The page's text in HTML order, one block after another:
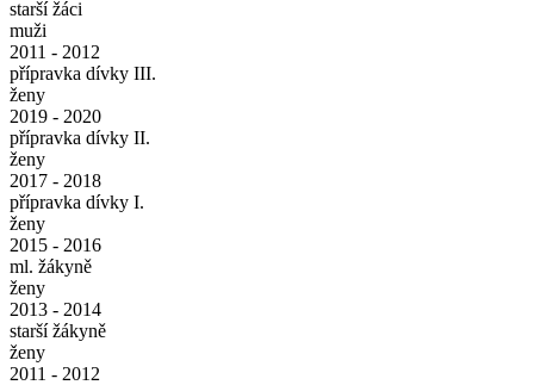
starší žáci
muži
2011 - 2012
přípravka dívky III.
ženy
2019 - 2020
přípravka dívky II.
ženy
2017 - 2018
přípravka dívky I.
ženy
2015 - 2016
ml. žákyně
ženy
2013 - 2014
starší žákyně
ženy
2011 - 2012